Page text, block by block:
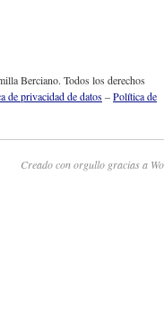
Berciano. Todos los derechos
de privacidad de datos–Política de
Creado con orgullo gracias a